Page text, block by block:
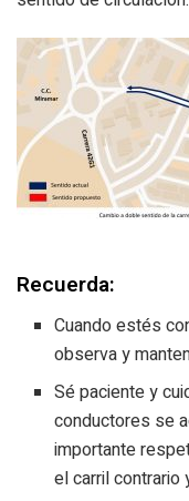
Recuerda:
Cuando estés
observa y
Sé paciente y
conductores se
importante
el carril contrario